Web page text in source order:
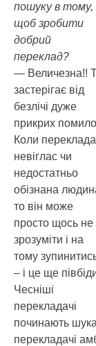
пошуку в тому,
щоб зробити
добрий
переклад?
— Величезна!!
застерігає від
безлічі дуже
прикрих
Коли
невіглас чи
недостатньо
обізнана
то він може
просто щось не
зрозуміти і на
тому
– і це ще
Чесніші
перекладачі
починають
перекладачі